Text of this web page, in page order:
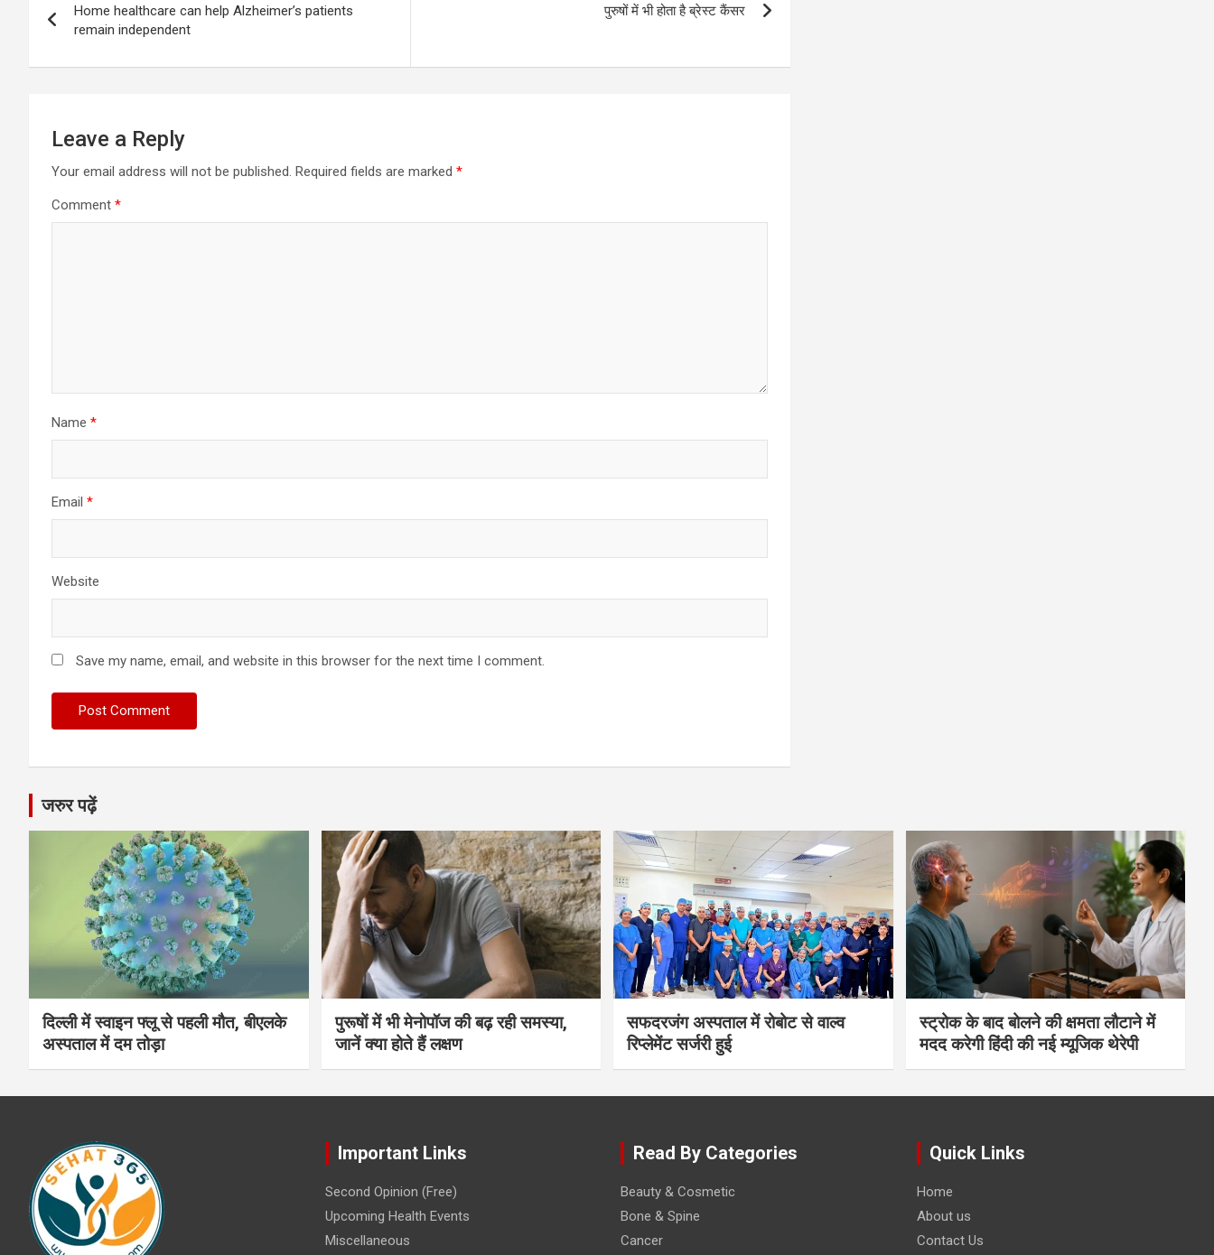
navigation
Home healthcare can help Alzheimer’s patients
remain independent
पुरुषों में भी होता है ब्रेस्ट कैंसर
Leave a Reply
Your email address will not be published. Required fields are marked *
Comment *
Name *
Email *
Website
Save my name, email, and website in this browser for the next time I comment.
जरुर पढ़ें
दिल्ली में स्वाइन फ्लू से पहली मौत, बीएलके
अस्पताल में दम तोड़ा
पुरूषों में भी मेनोपॉज की बढ़ रही समस्या,
जानें क्या होते हैं लक्षण
सफदरजंग अस्पताल में रोबोट से वाल्व
रिप्लेमेंट सर्जरी हुई
स्ट्रोक के बाद बोलने की क्षमता लौटाने में
मदद करेगी हिंदी की नई म्यूजिक थेरेपी
Important Links
Second Opinion (Free)
Upcoming Health Events
Miscellaneous
Read By Categories
Beauty & Cosmetic
Bone & Spine
Cancer
Quick Links
Home
About us
Contact Us